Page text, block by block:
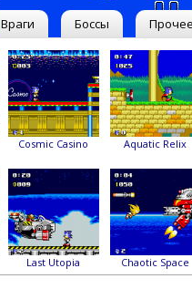
Враги Боссы Прочее
Cosmic Casino Aquatic Relix
Last Utopia Chaotic Space